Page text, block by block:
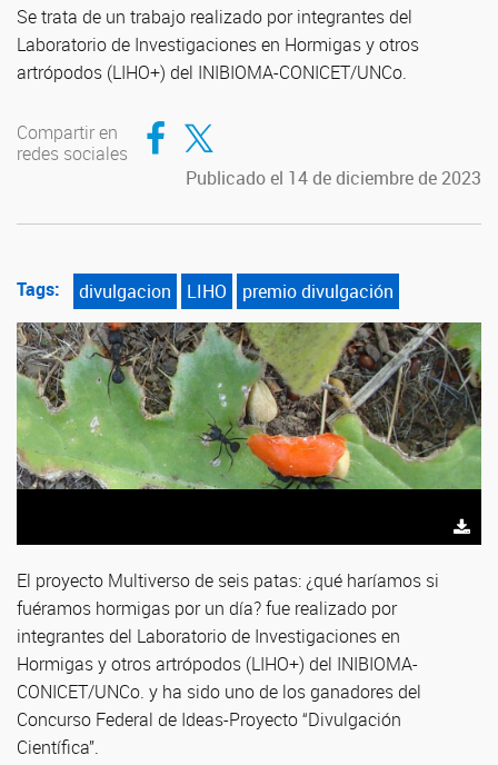
Se trata de un trabajo realizado por integrantes del
Laboratorio de Investigaciones en Hormigas y otros
artrópodos (LIHO+) del INIBIOMA-CONICET/UNCo.
Compartir en
redes sociales
Compartir en Facebook
Compartir en Twitter
Publicado el 14 de diciembre de 2023
Tags: divulgacion LIHO premio divulgación
El proyecto Multiverso de seis patas: ¿qué haríamos si
fuéramos hormigas por un día? fue realizado por
integrantes del Laboratorio de Investigaciones en
Hormigas y otros artrópodos (LIHO+) del INIBIOMA-
CONICET/UNCo. y ha sido uno de los ganadores del
Concurso Federal de Ideas-Proyecto “Divulgación
Científica”.